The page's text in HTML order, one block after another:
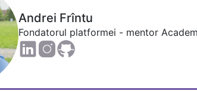
Andrei Frîntu
Fondatorul platformei - mentor